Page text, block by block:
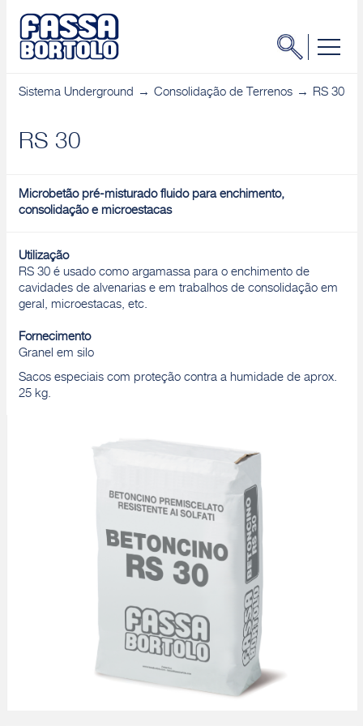
Sistema Underground Consolidação de Terrenos RS 30
RS 30
Microbetão pré-misturado fluido para enchimento,
consolidação e microestacas
Utilização
RS 30 é usado como argamassa para o enchimento de
cavidades de alvenarias e em trabalhos de consolidação em
geral, microestacas, etc.
Fornecimento
Granel em silo
Sacos especiais com proteção contra a humidade de aprox.
25 kg.